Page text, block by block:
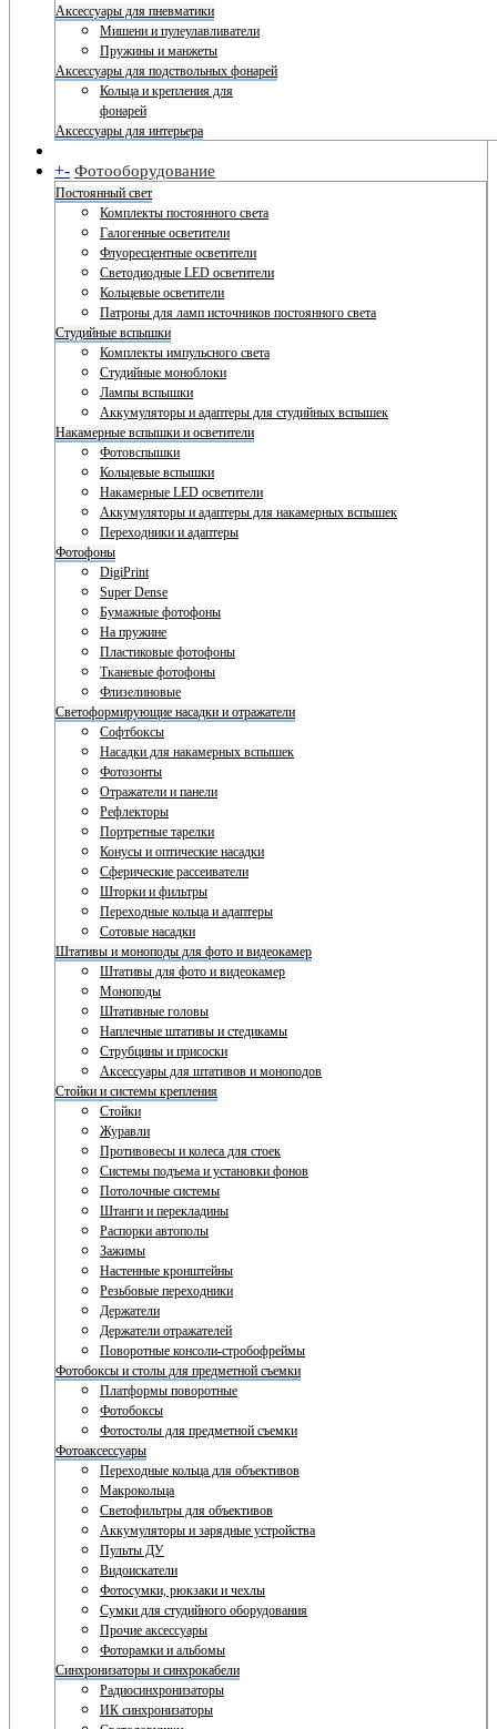
Аксессуары для пневматики
Мишени и пулеулавливатели
Пружины и манжеты
Аксессуары для подствольных фонарей
Кольца и крепления для
фонарей
Аксессуары для интерьера
+- Фотооборудование
Постоянный свет
Комплекты постоянного света
Галогенные осветители
Флуоресцентные осветители
Светодиодные LED осветители
Кольцевые осветители
Патроны для ламп источников постоянного света
Студийные вспышки
Комплекты импульсного света
Студийные моноблоки
Лампы вспышки
Аккумуляторы и адаптеры для студийных вспышек
Накамерные вспышки и осветители
Фотовспышки
Кольцевые вспышки
Накамерные LED осветители
Аккумуляторы и адаптеры для накамерных вспышек
Переходники и адаптеры
Фотофоны
DigiPrint
Super Dense
Бумажные фотофоны
На пружине
Пластиковые фотофоны
Тканевые фотофоны
Флизелиновые
Светоформирующие насадки и отражатели
Софтбоксы
Насадки для накамерных вспышек
Фотозонты
Отражатели и панели
Рефлекторы
Портретные тарелки
Конусы и оптические насадки
Сферические рассеиватели
Шторки и фильтры
Переходные кольца и адаптеры
Сотовые насадки
Штативы и моноподы для фото и видеокамер
Штативы для фото и видеокамер
Моноподы
Штативные головы
Наплечные штативы и стедикамы
Струбцины и присоски
Аксессуары для штативов и моноподов
Стойки и системы крепления
Стойки
Журавли
Противовесы и колеса для стоек
Системы подъема и установки фонов
Потолочные системы
Штанги и перекладины
Распорки автополы
Зажимы
Настенные кронштейны
Резьбовые переходники
Держатели
Держатели отражателей
Поворотные консоли-стробофреймы
Фотобоксы и столы для предметной съемки
Платформы поворотные
Фотобоксы
Фотостолы для предметной съемки
Фотоаксессуары
Переходные кольца для объективов
Макрокольца
Светофильтры для объективов
Аккумуляторы и зарядные устройства
Пульты ДУ
Видоискатели
Фотосумки, рюкзаки и чехлы
Сумки для студийного оборудования
Прочие аксессуары
Фоторамки и альбомы
Синхронизаторы и синхрокабели
Радиосинхронизаторы
ИК синхронизаторы